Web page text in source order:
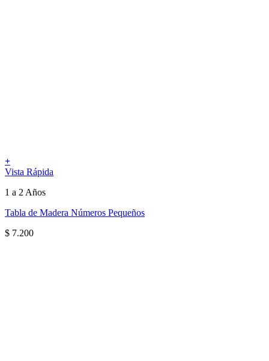
+
Vista Rápida
1 a 2 Años
Tabla de Madera Números Pequeños
$ 7.200